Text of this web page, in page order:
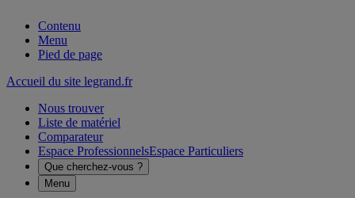
Contenu
Menu
Pied de page
Accueil du site legrand.fr
Nous trouver
Liste de matériel
Comparateur
Espace ProfessionnelsEspace Particuliers
Que cherchez-vous ?
Menu